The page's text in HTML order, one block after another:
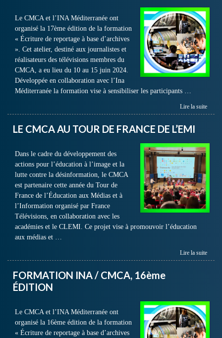
Le CMCA et l’INA Méditerranée ont
organisé la 17ème édition de la formation
« Écriture de reportage à base d’archives
». Cet atelier, destiné aux journalistes et
réalisateurs des télévisions membres du
CMCA, a eu lieu du 10 au 15 juin 2024.
Développée en collaboration avec l’Ina
Méditerranée la formation vise à sensibiliser les participants …
Lire la suite
LE CMCA AU TOUR DE FRANCE DE L’EMI
Dans le cadre du développement des
actions pour l’éducation à l’image et la
lutte contre la désinformation, le CMCA
est partenaire cette année du Tour de
France de l’Éducation aux Médias et à
l’Information organisé par France
Télévisions, en collaboration avec les
académies et le CLEMI. Ce projet vise à promouvoir l’éducation
aux médias et …
Lire la suite
FORMATION INA / CMCA, 16ème
ÉDITION
Le CMCA et l’INA Méditerranée ont
organisé la 16ème édition de la formation
« Écriture de reportage à base d’archives